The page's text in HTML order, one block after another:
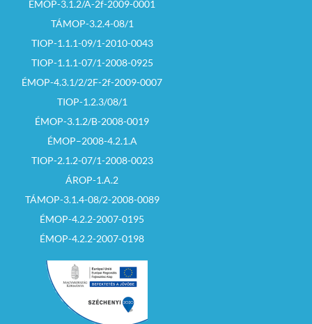
ÉMOP-3.1.2/A-2f-2009-0001
TÁMOP-3.2.4-08/1
TIOP-1.1.1-09/1-2010-0043
TIOP-1.1.1-07/1-2008-0925
ÉMOP-4.3.1/2/2F-2f-2009-0007
TIOP-1.2.3/08/1
ÉMOP-3.1.2/B-2008-0019
ÉMOP–2008-4.2.1.A
TIOP-2.1.2-07/1-2008-0023
ÁROP-1.A.2
TÁMOP-3.1.4-08/2-2008-0089
ÉMOP-4.2.2-2007-0195
ÉMOP-4.2.2-2007-0198